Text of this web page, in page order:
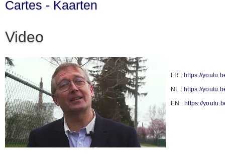
Cartes - Kaarten
Video
FR :https://
NL :https://
EN :https://